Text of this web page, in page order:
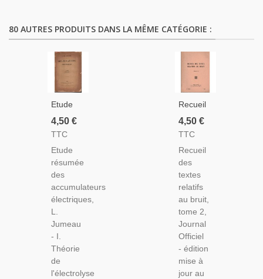
80 AUTRES PRODUITS DANS LA MÊME CATÉGORIE :
Etude
Résumée
Des
Électriques,
Jumau,
1949 -
Techniques
Électricité
4,50 €
TTC
Etude
résumée
des
accumulateurs
électriques,
L.
Jumeau
- I.
Théorie
de
l'électrolyse
Recueil
Des
Textes
Au Bruit,
T2,
Journal
Officiel,
1980 -
Techniques,
Manuels
Droit,
Environnement,
4,50 €
TTC
Recueil
des
textes
relatifs
au bruit,
tome 2,
Journal
Officiel
- édition
mise à
jour au